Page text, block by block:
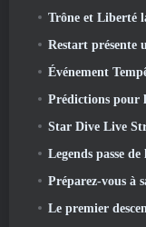
Trône et Liberté
Restart présente un
Événement
Prédictions pour
Star Dive Live Stream
Legends passe
Préparez-vous à sauver le sage
Le premier